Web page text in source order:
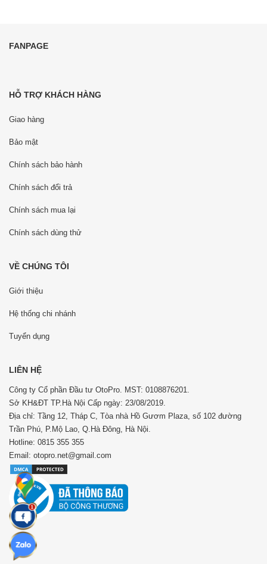
FANPAGE
HỖ TRỢ KHÁCH HÀNG
Giao hàng
Bảo mật
Chính sách bảo hành
Chính sách đổi trả
Chính sách mua lại
Chính sách dùng thử
VỀ CHÚNG TÔI
Giới thiệu
Hệ thống chi nhánh
Tuyển dụng
LIÊN HỆ
Công ty Cổ phần Đầu tư OtoPro. MST: 0108876201.
Sở KH&ĐT TP.Hà Nội Cấp ngày: 23/08/2019.
Địa chỉ: Tầng 12, Tháp C, Tòa nhà Hồ Gươm Plaza, số 102 đường
Trần Phú, P.Mộ Lao, Q.Hà Đông, Hà Nội.
Hotline: 0815 355 355
Email: otopro.net@gmail.com